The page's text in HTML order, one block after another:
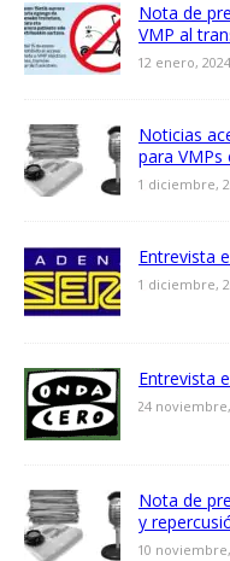
Nota de
VMP al
12 enero, 2024
Noticias
para VMPs
1 diciembre,
Entrevista
1 diciembre,
Entrevista
24
Nota de
y
10